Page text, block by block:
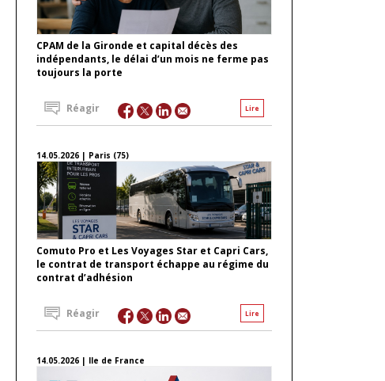
CPAM de la Gironde et capital décès des
indépendants, le délai d’un mois ne ferme pas
toujours la porte
Lire
Réagir
14.05.2026 | Paris (75)
Comuto Pro et Les Voyages Star et Capri Cars,
le contrat de transport échappe au régime du
contrat d’adhésion
Lire
Réagir
14.05.2026 | Ile de France